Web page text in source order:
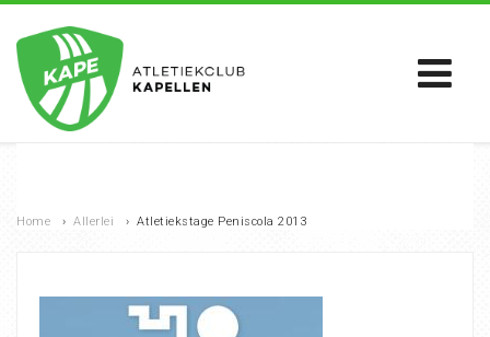
Home › Allerlei › Atletiekstage Peniscola 2013